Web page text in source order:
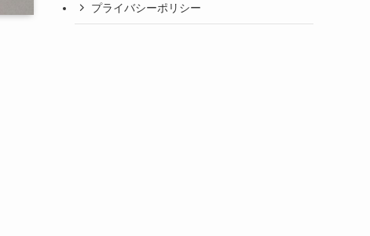
プライバシーポリシー